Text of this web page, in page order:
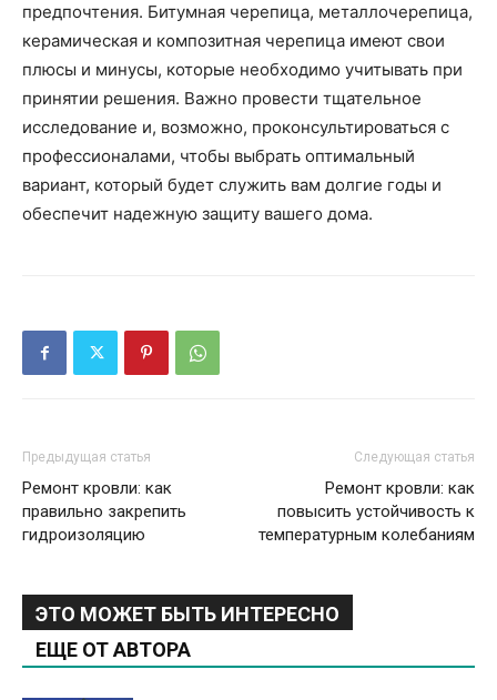
предпочтения. Битумная черепица, металлочерепица,
керамическая и композитная черепица имеют свои
плюсы и минусы, которые необходимо учитывать при
принятии решения. Важно провести тщательное
исследование и, возможно, проконсультироваться с
профессионалами, чтобы выбрать оптимальный
вариант, который будет служить вам долгие годы и
обеспечит надежную защиту вашего дома.
Предыдущая статья
Ремонт кровли: как
правильно закрепить
гидроизоляцию
Следующая статья
Ремонт кровли: как
повысить устойчивость к
температурным колебаниям
ЭТО МОЖЕТ БЫТЬ ИНТЕРЕСНО
ЕЩЕ ОТ АВТОРА